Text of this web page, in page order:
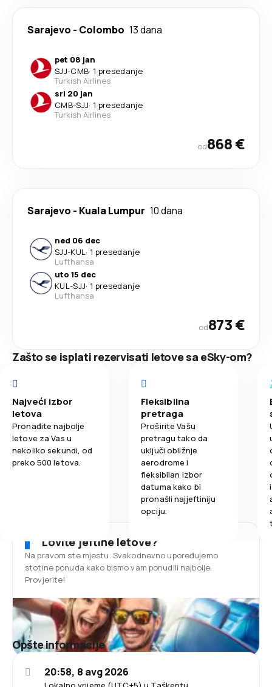
Sarajevo - Colombo 13 dana
pet 08 jan
SJJ-CMB· 1 presedanje
Turkish Airlines
sri 20 jan
CMB-SJJ· 1 presedanje
Turkish Airlines
od868 €
Sarajevo - Kuala Lumpur 10 dana
ned 06 dec
SJJ-KUL· 1 presedanje
Lufthansa
uto 15 dec
KUL-SJJ· 1 presedanje
Lufthansa
od873 €
Zašto se isplati rezervisati letove sa eSky-om?
Najveći izbor
letova
Pronađite najbolje
letove za Vas u
nekoliko sekundi, od
preko 500 letova.
Fleksibilna
pretraga
Proširite Vašu
pretragu tako da
uključi obližnje
aerodrome i
fleksibilan izbor
datuma kako bi
pronašli najjeftiniju
opciju.
Lovite jeftine letove?
Na pravom ste mjestu. Svakodnevno upoređujemo
stotine ponuda kako bismo vam ponudili najbolje.
Provjerite!
Opšte informacije
20:58, 8 avg 2026